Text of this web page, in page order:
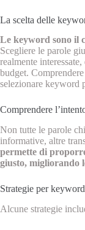
La scelta delle
Le keyword sono il
Scegliere le parole
realmente
budget.
selezionare keyword
Comprendere
Non tutte le parole
informative, altre
permette di
giusto, migliorando
Strategie per
Alcune strategie